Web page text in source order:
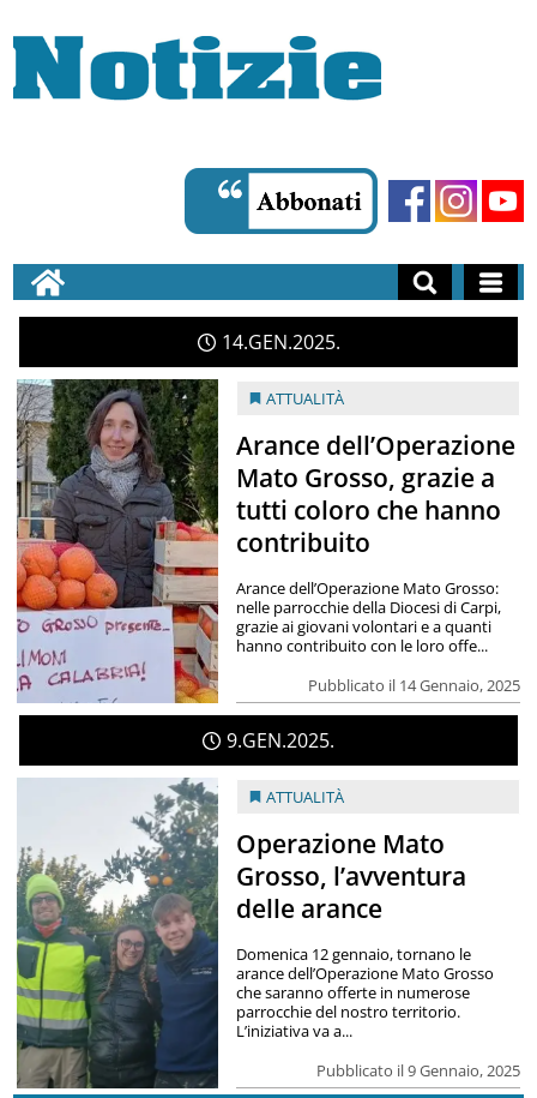
14 GEN 2025
ATTUALITÀ
Arance dell’Operazione
Mato Grosso, grazie a
tutti coloro che hanno
contribuito
Pubblicato il 14 Gennaio, 2025
Arance dell’Operazione Mato Grosso:
nelle parrocchie della Diocesi di Carpi,
grazie ai giovani volontari e a quanti
hanno contribuito con le loro offe...
9 GEN 2025
ATTUALITÀ
Operazione Mato
Grosso, l’avventura
delle arance
Pubblicato il 9 Gennaio, 2025
Domenica 12 gennaio, tornano le
arance dell’Operazione Mato Grosso
che saranno offerte in numerose
parrocchie del nostro territorio.
L’iniziativa va a...